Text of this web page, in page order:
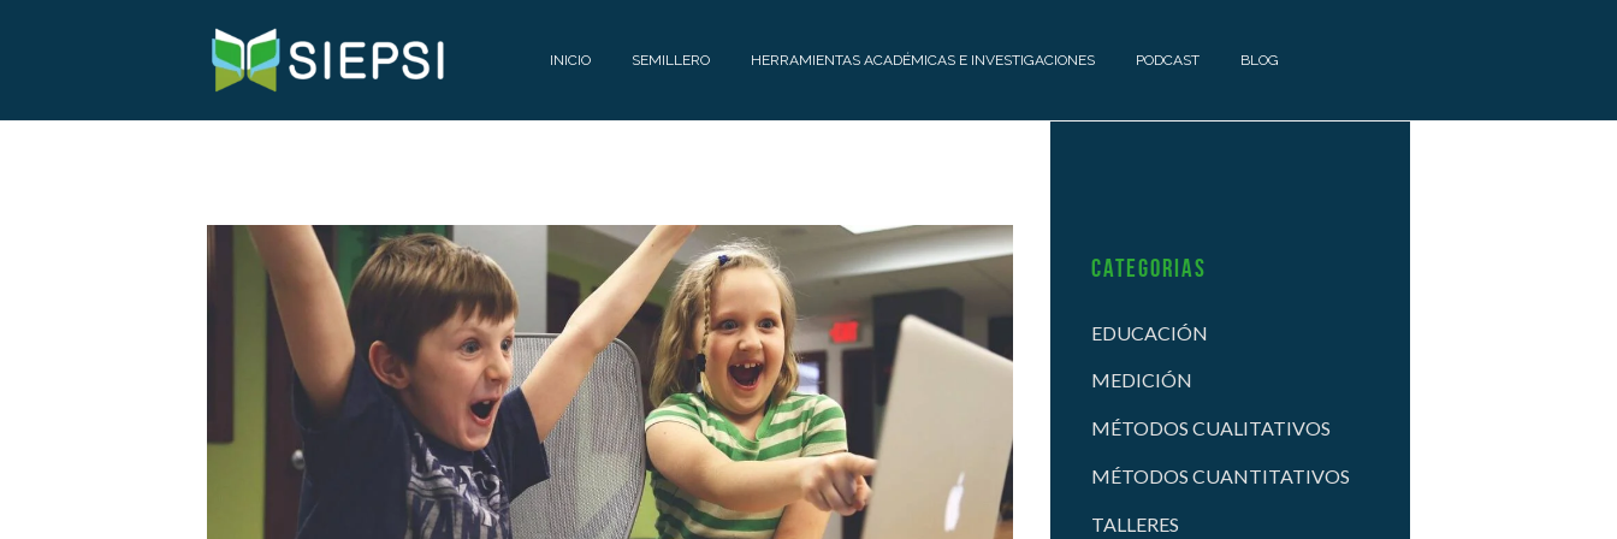
INICIO SEMILLERO
U
I
O
C
O
N
T
Á
C
T
HERRAMIENTAS ACADÉMICAS E INVESTIGACIONES
R
R
A
M
I
E
N
T
A
S
A
C
PODCAST BLOG
Categorias
EDUCACIÓN
MEDICIÓN
MÉTODOS CUALITATIVOS
MÉTODOS CUANTITATIVOS
TALLERES